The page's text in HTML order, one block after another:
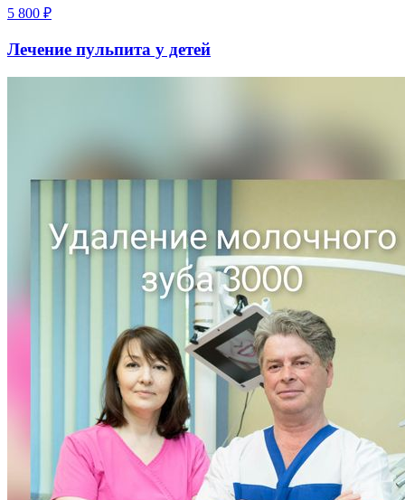
5 800 ₽
Лечение пульпита у детей